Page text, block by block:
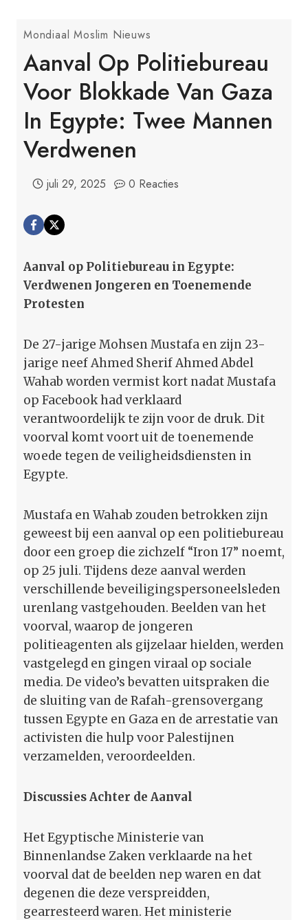
Mondiaal Moslim Nieuws
Aanval Op Politiebureau
Voor Blokkade Van Gaza
In Egypte: Twee Mannen
Verdwenen
juli 29, 2025 0 Reacties
Aanval op Politiebureau in Egypte:
Verdwenen Jongeren en Toenemende
Protesten
De 27-jarige Mohsen Mustafa en zijn 23-
jarige neef Ahmed Sherif Ahmed Abdel
Wahab worden vermist kort nadat Mustafa
op Facebook had verklaard
verantwoordelijk te zijn voor de druk. Dit
voorval komt voort uit de toenemende
woede tegen de veiligheidsdiensten in
Egypte.
Mustafa en Wahab zouden betrokken zijn
geweest bij een aanval op een politiebureau
door een groep die zichzelf “Iron 17” noemt,
op 25 juli. Tijdens deze aanval werden
verschillende beveiligingspersoneelsleden
urenlang vastgehouden. Beelden van het
voorval, waarop de jongeren
politieagenten als gijzelaar hielden, werden
vastgelegd en gingen viraal op sociale
media. De video’s bevatten uitspraken die
de sluiting van de Rafah-grensovergang
tussen Egypte en Gaza en de arrestatie van
activisten die hulp voor Palestijnen
verzamelden, veroordeelden.
Discussies Achter de Aanval
Het Egyptische Ministerie van
Binnenlandse Zaken verklaarde na het
voorval dat de beelden nep waren en dat
degenen die deze verspreidden,
gearresteerd waren. Het ministerie